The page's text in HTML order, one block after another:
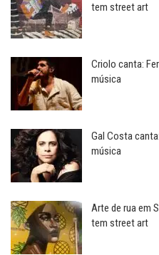
tem street art
Criolo canta:
música
Gal Costa
música
Arte de rua em
tem street art